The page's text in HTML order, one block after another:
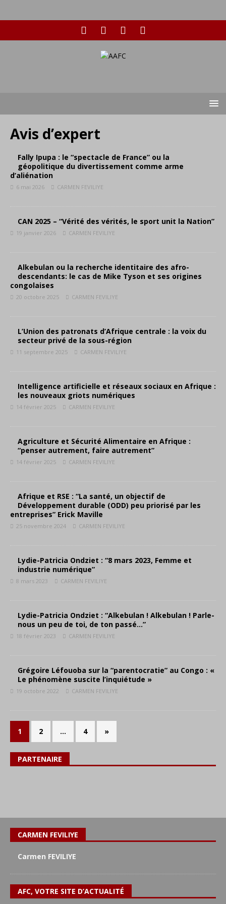
Avis d’expert
Fally Ipupa : le “spectacle de France” ou la
géopolitique du divertissement comme arme
d’aliénation
6 mai 2026 CARMEN FEVILIYE
CAN 2025 – “Vérité des vérités, le sport unit la Nation”
19 janvier 2026 CARMEN FEVILIYE
Alkebulan ou la recherche identitaire des afro-
descendants: le cas de Mike Tyson et ses origines
congolaises
20 octobre 2025 CARMEN FEVILIYE
L’Union des patronats d’Afrique centrale : la voix du
secteur privé de la sous-région
11 septembre 2025 CARMEN FEVILIYE
Intelligence artificielle et réseaux sociaux en Afrique :
les nouveaux griots numériques
14 février 2025 CARMEN FEVILIYE
Agriculture et Sécurité Alimentaire en Afrique :
“penser autrement, faire autrement”
14 février 2025 CARMEN FEVILIYE
Afrique et RSE : “La santé, un objectif de
Développement durable (ODD) peu priorisé par les
entreprises” Erick Maville
25 novembre 2024 CARMEN FEVILIYE
Lydie-Patricia Ondziet : “8 mars 2023, Femme et
industrie numérique”
8 mars 2023 CARMEN FEVILIYE
Lydie-Patricia Ondziet : “Alkebulan ! Alkebulan ! Parle-
nous un peu de toi, de ton passé…”
18 février 2023 CARMEN FEVILIYE
Grégoire Léfouoba sur la “parentocratie” au Congo : «
Le phénomène suscite l’inquiétude »
19 octobre 2022 CARMEN FEVILIYE
1 2 … 4 »
PARTENAIRE
CARMEN FEVILIYE
Carmen FEVILIYE
AFC, VOTRE SITE D’ACTUALITÉ